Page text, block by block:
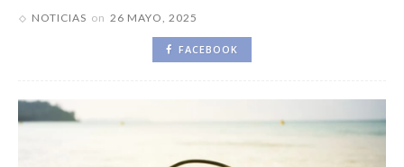
NOTICIAS on 26 MAYO, 2025
FACEBOOK